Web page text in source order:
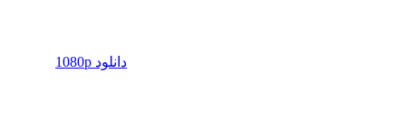
دانلود 1080p